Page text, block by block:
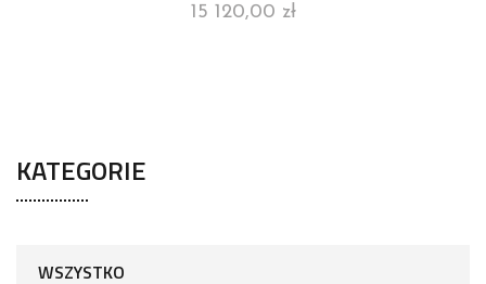
15 120,00 zł
KATEGORIE
WSZYSTKO